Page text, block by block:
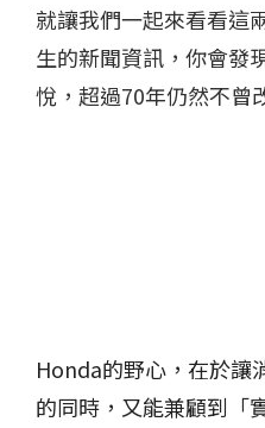
就讓我們一起來看看這
生的新聞資訊，你會發
悅，超過70年仍然不曾
Honda的野心，在於讓
的同時，又能兼顧到「